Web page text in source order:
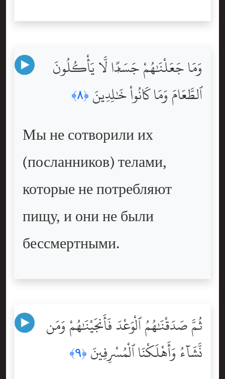
وَمَا جَعَلْنَٰهُمْ جَسَدًۭا لَّا يَأْكُلُونَ
ٱلطَّعَامَ وَمَا كَانُواْ خَٰلِدِينَ ﴿٨﴾
Мы не сотворили их
(посланников) телами,
которые не потребляют
пищу, и они не были
бессмертными.
ثُمَّ صَدَقْنَٰهُمُ ٱلْوَعْدَ فَأَنجَيْنَٰهُمْ وَمَن
نَّشَآءُ وَأَهْلَكْنَا ٱلْمُسْرِفِينَ ﴿٩﴾